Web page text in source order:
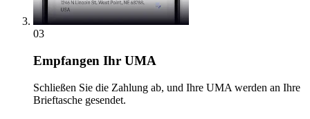
03
Empfangen Ihr UMA
Schließen Sie die Zahlung ab, und Ihre UMA werden an Ihre
Brieftasche gesendet.